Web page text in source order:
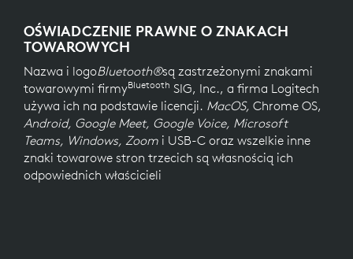
OŚWIADCZENIE PRAWNE O ZNAKACH
TOWAROWYCH
Nazwa i logoBluetooth®są zastrzeżonymi znakami
towarowymi firmyBluetooth SIG, Inc., a firma Logitech
używa ich na podstawie licencji. MacOS, Chrome OS,
Android, Google Meet, Google Voice, Microsoft
Teams, Windows, Zoom i USB-C oraz wszelkie inne
znaki towarowe stron trzecich są własnością ich
odpowiednich właścicieli